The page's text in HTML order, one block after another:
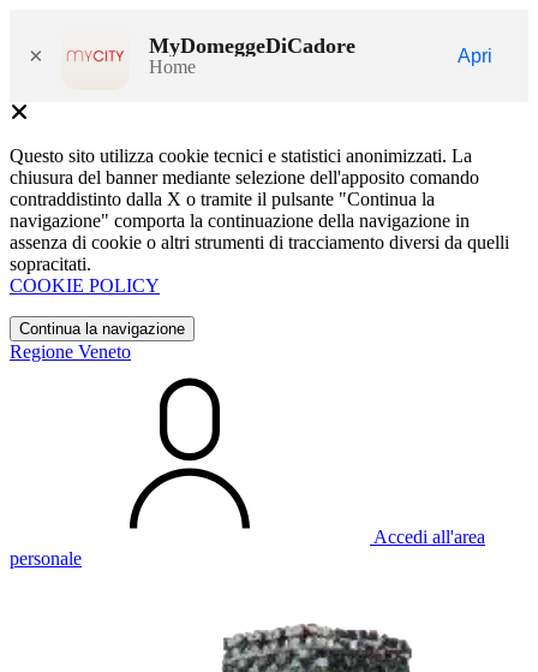
× MyDomeggeDiCadore
Home
Apri
Questo sito utilizza cookie tecnici e statistici anonimizzati. La
chiusura del banner mediante selezione dell'apposito comando
contraddistinto dalla X o tramite il pulsante "Continua la
navigazione" comporta la continuazione della navigazione in
assenza di cookie o altri strumenti di tracciamento diversi da quelli
sopracitati.
COOKIE POLICY
Continua la navigazione
Regione Veneto
Accedi all'area
personale